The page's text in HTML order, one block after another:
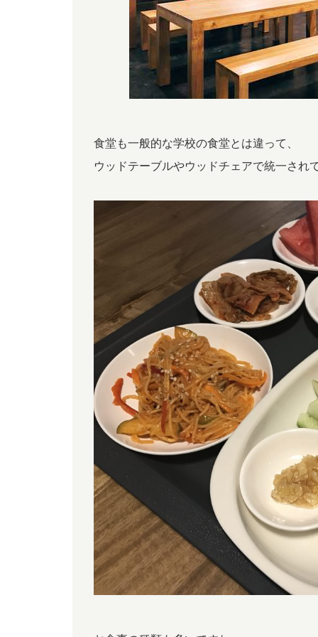
食堂も一般的な学校の食堂とは違って、
ウッドテーブルやウッドチェアで統一され